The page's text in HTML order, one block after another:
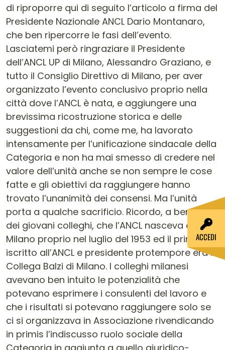
di riproporre qui di seguito l’articolo a firma del
Presidente Nazionale ANCL Dario Montanaro,
che ben ripercorre le fasi dell’evento.
Lasciatemi però ringraziare il Presidente
dell’ANCL UP di Milano, Alessandro Graziano, e
tutto il Consiglio Direttivo di Milano, per aver
organizzato l’evento conclusivo proprio nella
città dove l’ANCL è nata, e aggiungere una
brevissima ricostruzione storica e delle
suggestioni da chi, come me, ha lavorato
intensamente per l’unificazione sindacale della
Categoria e non ha mai smesso di credere nel
valore dell’unità anche se non sempre le cose
fatte e gli obiettivi da raggiungere hanno
trovato l’unanimità dei consensi. Ma l’unità
porta a qualche sacrificio. Ricordo, a beneficio
dei giovani colleghi, che l’ANCL nasceva a
Milano proprio nel luglio del 1953 ed il primo
iscritto all’ANCL e presidente protempore era il
Collega Balzi di Milano. I colleghi milanesi
avevano ben intuito le potenzialità che
potevano esprimere i consulenti del lavoro e
che i risultati si potevano raggiungere solo se
ci si organizzava in Associazione rivendicando
in primis l’indiscusso ruolo sociale della
ACCEDI